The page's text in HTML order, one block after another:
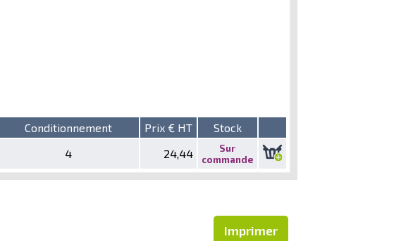
Conditionnement Prix € HT
Stock
4 24,44
Sur
commande
Imprimer